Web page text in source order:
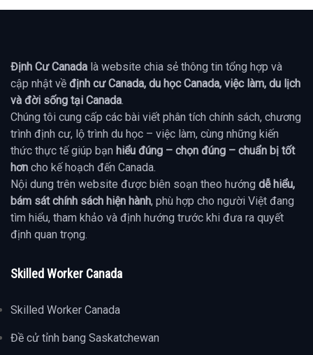
Định Cư Canada là website chia sẻ thông tin tổng hợp và
cập nhật về định cư Canada, du học Canada, việc làm, du lịch
và đời sống tại Canada.
Chúng tôi cung cấp các bài viết phân tích chính sách, chương
trình định cư, lộ trình du học – việc làm, cùng những kiến
thức thực tế giúp bạn hiểu đúng – chọn đúng – chuẩn bị tốt
hơn cho kế hoạch đến Canada.
Nội dung trên website được biên soạn theo hướng dễ hiểu,
bám sát chính sách hiện hành, phù hợp cho người Việt đang
tìm hiểu, tham khảo và định hướng trước khi đưa ra quyết
định quan trọng.
Skilled Worker Canada
Skilled Worker Canada
Đề cử tỉnh bang Saskatchewan